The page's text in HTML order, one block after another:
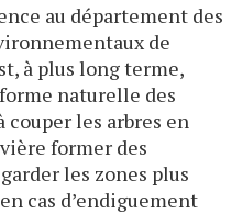
au département des
de
à plus long terme,
naturelle des
couper les arbres en
former des
les zones plus
cas d’endiguement